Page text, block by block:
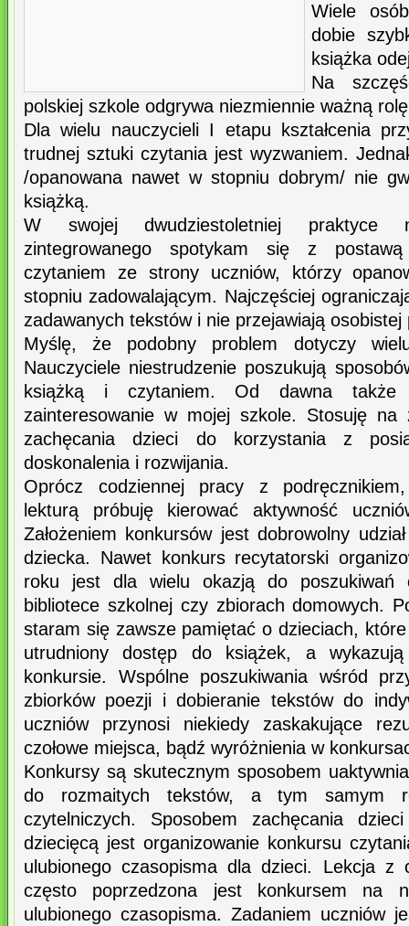
Wiele
dobie
książka
Na
polskiej szkole odgrywa niezmiennie ważną
Dla wielu nauczycieli I etapu kształcenia
trudnej sztuki czytania jest wyzwaniem.
/opanowana nawet w stopniu dobrym/ nie
książką.
W swojej dwudziestoletniej praktyce
zintegrowanego spotykam się z postawą
czytaniem ze strony uczniów, którzy
stopniu zadowalającym. Najczęściej
zadawanych tekstów i nie przejawiają
Myślę, że podobny problem dotyczy
Nauczyciele niestrudzenie poszukują
książką i czytaniem. Od dawna także
zainteresowanie w mojej szkole. Stosuję na
zachęcania dzieci do korzystania z
doskonalenia i rozwijania.
Oprócz codziennej pracy z
lekturą próbuję kierować aktywność
Założeniem konkursów jest dobrowolny
dziecka. Nawet konkurs recytatorski
roku jest dla wielu okazją do poszukiwań
bibliotece szkolnej czy zbiorach domowych.
staram się zawsze pamiętać o dzieciach,
utrudniony dostęp do książek, a
konkursie. Wspólne poszukiwania wśród
zbiorków poezji i dobieranie tekstów do
uczniów przynosi niekiedy zaskakujące
czołowe miejsca, bądź wyróżnienia w
Konkursy są skutecznym sposobem
do rozmaitych tekstów, a tym samym
czytelniczych. Sposobem zachęcania
dziecięcą jest organizowanie konkursu
ulubionego czasopisma dla dzieci. Lekcja z
często poprzedzona jest konkursem na
ulubionego czasopisma. Zadaniem uczniów